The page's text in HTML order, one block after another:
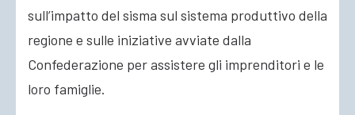
sull’impatto del sisma sul sistema produttivo della
regione e sulle iniziative avviate dalla
Confederazione per assistere gli imprenditori e le
loro famiglie.